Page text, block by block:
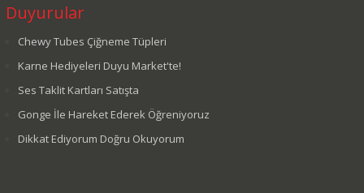
Duyurular
Chewy Tubes Çiğneme Tüpleri
Karne Hediyeleri Duyu Market'te!
Ses Taklit Kartları Satışta
Gonge İle Hareket Ederek Öğreniyoruz
Dikkat Ediyorum Doğru Okuyorum